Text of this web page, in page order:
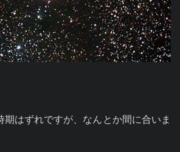
期はずれですが、なんとか間に合いま